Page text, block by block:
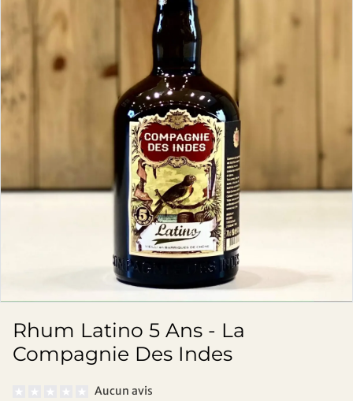
Rhum Latino 5 Ans - La
Compagnie Des Indes
Aucun avis